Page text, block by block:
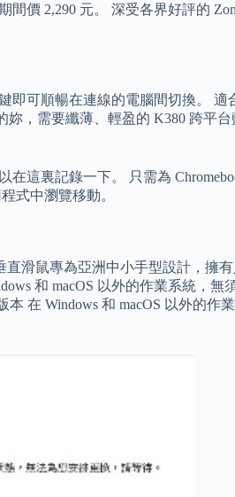
價 2,290 元。 深受各界好評的
即可順暢在連線的電腦間切換。
，需要纖薄、輕盈的 K380 跨平
這裏記錄一下。 只需為
式中瀏覽移動。
滑⿏專為亞洲中小手型設計，擁
和 macOS 以外的作業系統，
在 Windows 和 macOS 以外的作